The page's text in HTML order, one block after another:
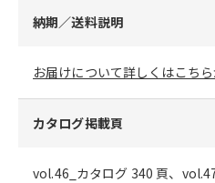
納期／送料説明
お届けについて詳しくはこち
カタログ掲載頁
vol.46_カタログ 340 頁、